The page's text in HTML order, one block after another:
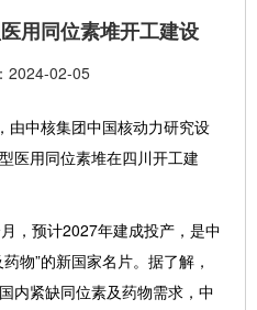
用同位素堆开工建设
2024-02-05
由中核集团中国核动力研究设
医用同位素堆在四川开工建
，预计2027年建成投产，是中
物”的新国家名片。据了解，
内紧缺同位素及药物需求，中